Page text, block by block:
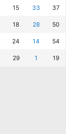
15 33 37
18 28 50
24 14 54
29 1 19